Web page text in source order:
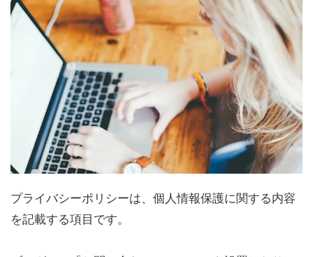
プライバシーポリシーは、個人情報保護に関する内容
を記載する項目です。